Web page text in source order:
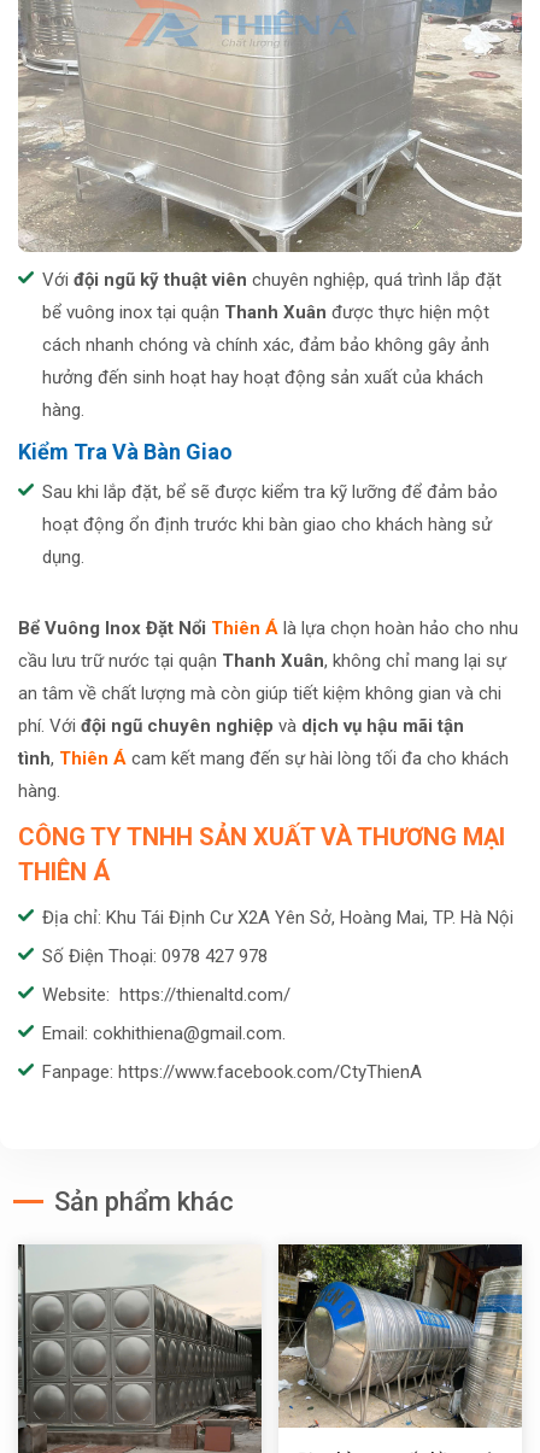
Với đội ngũ kỹ thuật viên chuyên nghiệp, quá trình lắp đặt
bể vuông inox tại quận Thanh Xuân được thực hiện một
cách nhanh chóng và chính xác, đảm bảo không gây ảnh
hưởng đến sinh hoạt hay hoạt động sản xuất của khách
hàng.
Kiểm Tra Và Bàn Giao
Sau khi lắp đặt, bể sẽ được kiểm tra kỹ lưỡng để đảm bảo
hoạt động ổn định trước khi bàn giao cho khách hàng sử
dụng.
Bể Vuông Inox Đặt Nổi Thiên Á là lựa chọn hoàn hảo cho nhu
cầu lưu trữ nước tại quận Thanh Xuân, không chỉ mang lại sự
an tâm về chất lượng mà còn giúp tiết kiệm không gian và chi
phí. Với đội ngũ chuyên nghiệp và dịch vụ hậu mãi tận
tình, Thiên Á cam kết mang đến sự hài lòng tối đa cho khách
hàng.
CÔNG TY TNHH SẢN XUẤT VÀ THƯƠNG MẠI
THIÊN Á
Địa chỉ: Khu Tái Định Cư X2A Yên Sở, Hoàng Mai, TP. Hà Nội
Số Điện Thoại: 0978 427 978
Website: https://thienaltd.com/
Email: cokhithiena@gmail.com.
Fanpage: https://www.facebook.com/CtyThienA
Sản phẩm khác